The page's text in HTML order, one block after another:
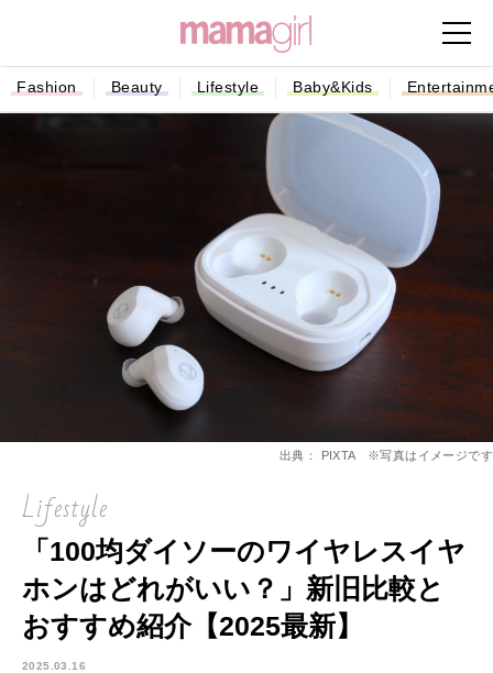
Fashion Beauty Lifestyle Baby&Kids
出典： PIXTA ※写真はイメージです
Lifestyle
「100均ダイソーのワイヤレスイヤ
ホンはどれがいい？」新旧比較と
おすすめ紹介【2025最新】
2025.03.16